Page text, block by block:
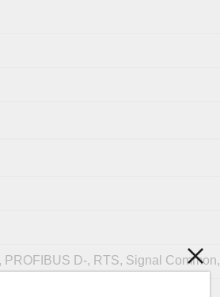
PROFIBUS D-, RTS, Signal